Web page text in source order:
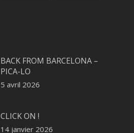
BACK FROM BARCELONA –
PICA-LO
5 avril 2026
CLICK ON !
14 janvier 2026